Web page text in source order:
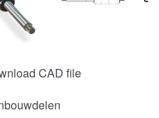
CAD file